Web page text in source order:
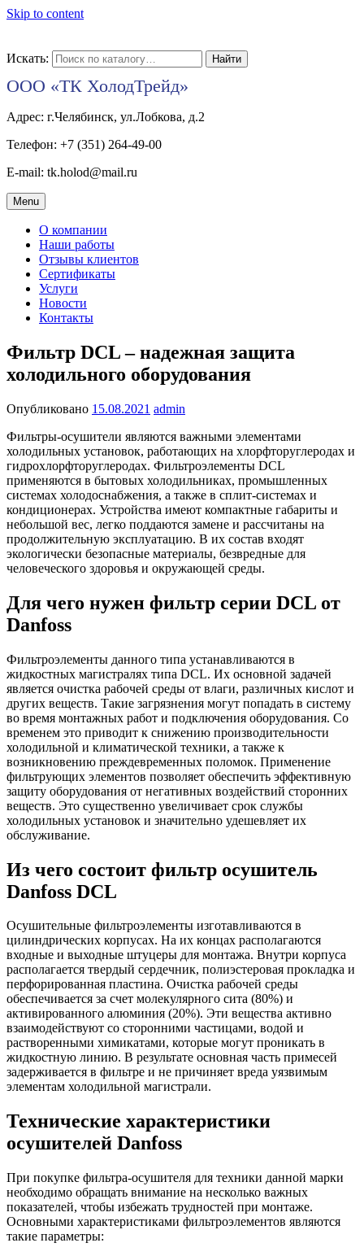
Skip to content
Искать:
ООО «ТК ХолодТрейд»
Адрес: г.Челябинск, ул.Лобкова, д.2
Телефон: +7 (351) 264-49-00
E-mail: tk.holod@mail.ru
Menu
О компании
Наши работы
Отзывы клиентов
Сертификаты
Услуги
Новости
Контакты
Фильтр DCL – надежная защита
холодильного оборудования
Опубликовано 15.08.2021 admin
Фильтры-осушители являются важными элементами
холодильных установок, работающих на хлорфторуглеродах и
гидрохлорфторуглеродах. Фильтроэлементы DCL
применяются в бытовых холодильниках, промышленных
системах холодоснабжения, а также в сплит-системах и
кондиционерах. Устройства имеют компактные габариты и
небольшой вес, легко поддаются замене и рассчитаны на
продолжительную эксплуатацию. В их состав входят
экологически безопасные материалы, безвредные для
человеческого здоровья и окружающей среды.
Для чего нужен фильтр серии DCL от
Danfoss
Фильтроэлементы данного типа устанавливаются в
жидкостных магистралях типа DCL. Их основной задачей
является очистка рабочей среды от влаги, различных кислот и
других веществ. Такие загрязнения могут попадать в систему
во время монтажных работ и подключения оборудования. Со
временем это приводит к снижению производительности
холодильной и климатической техники, а также к
возникновению преждевременных поломок. Применение
фильтрующих элементов позволяет обеспечить эффективную
защиту оборудования от негативных воздействий сторонних
веществ. Это существенно увеличивает срок службы
холодильных установок и значительно удешевляет их
обслуживание.
Из чего состоит фильтр осушитель
Danfoss DCL
Осушительные фильтроэлементы изготавливаются в
цилиндрических корпусах. На их концах располагаются
входные и выходные штуцеры для монтажа. Внутри корпуса
располагается твердый сердечник, полиэстеровая прокладка и
перфорированная пластина. Очистка рабочей среды
обеспечивается за счет молекулярного сита (80%) и
активированного алюминия (20%). Эти вещества активно
взаимодействуют со сторонними частицами, водой и
растворенными химикатами, которые могут проникать в
жидкостную линию. В результате основная часть примесей
задерживается в фильтре и не причиняет вреда уязвимым
элементам холодильной магистрали.
Технические характеристики
осушителей Danfoss
При покупке фильтра-осушителя для техники данной марки
необходимо обращать внимание на несколько важных
показателей, чтобы избежать трудностей при монтаже.
Основными характеристиками фильтроэлементов являются
такие параметры: